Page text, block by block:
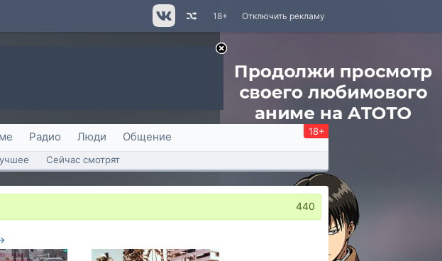
Отключить рекламу
18+
Радио Люди Общение 18+
Сейчас смотрят
440